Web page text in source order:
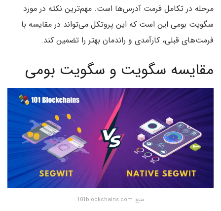
مرحله در تکامل فرمت آدرس‌ها است. مهم‌ترین نکته در مورد
سگویت بومی این است که این پروتکل می‌تواند در مقایسه با
فرمت‌های قبلی، کارآمدی و راندمان بهتر را تضمین کند.
مقایسه سگویت و سگویت بومی
منبع: 101blockchains.com